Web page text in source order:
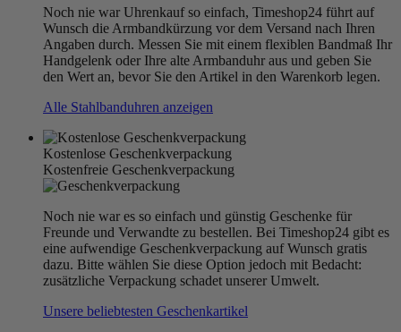
Noch nie war Uhrenkauf so einfach, Timeshop24 führt auf
Wunsch die Armbandkürzung vor dem Versand nach Ihren
Angaben durch. Messen Sie mit einem flexiblen Bandmaß Ihr
Handgelenk oder Ihre alte Armbanduhr aus und geben Sie
den Wert an, bevor Sie den Artikel in den Warenkorb legen.
Alle Stahlbanduhren anzeigen
Kostenlose Geschenkverpackung
Kostenfreie Geschenkverpackung
Noch nie war es so einfach und günstig Geschenke für
Freunde und Verwandte zu bestellen. Bei Timeshop24 gibt es
eine aufwendige Geschenkverpackung auf Wunsch gratis
dazu. Bitte wählen Sie diese Option jedoch mit Bedacht:
zusätzliche Verpackung schadet unserer Umwelt.
Unsere beliebtesten Geschenkartikel